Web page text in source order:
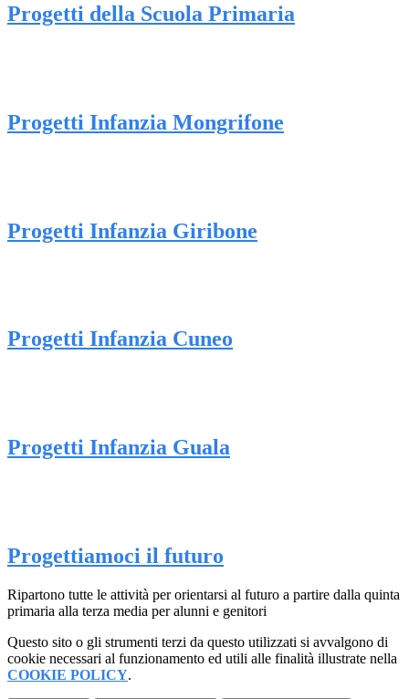
Progetti della Scuola Primaria
Progetti Infanzia Mongrifone
Progetti Infanzia Giribone
Progetti Infanzia Cuneo
Progetti Infanzia Guala
Progettiamoci il futuro
Ripartono tutte le attività per orientarsi al futuro a partire dalla quinta
primaria alla terza media per alunni e genitori
Questo sito o gli strumenti terzi da questo utilizzati si avvalgono di
cookie necessari al funzionamento ed utili alle finalità illustrate nella
COOKIE POLICY.